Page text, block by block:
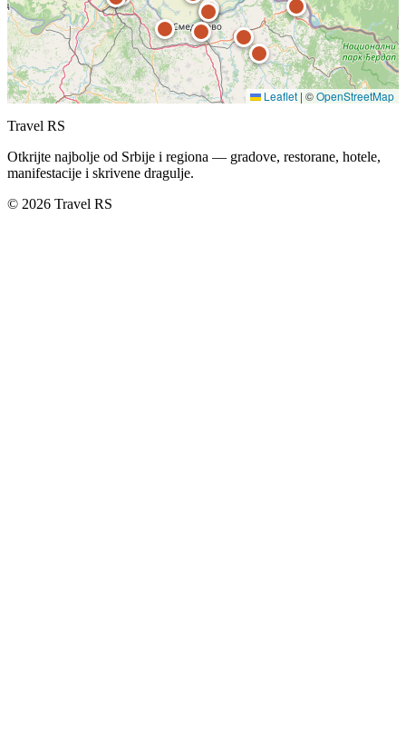
Leaflet | ©OpenStreetMap
Travel RS
Otkrijte najbolje od Srbije i regiona — gradove, restorane, hotele,
manifestacije i skrivene dragulje.
© 2026 Travel RS